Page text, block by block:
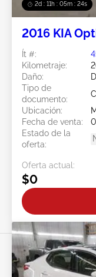
2d : 11h : 05m : 21s
2016 KIA
Ít #:
Kilometraje:
Daño:
Tipo de
documento:
Ubicación:
Fecha de venta:
Estado de la
oferta:
Oferta actual:
$0